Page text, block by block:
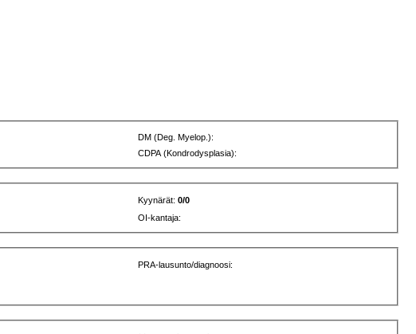
DM (Deg. Myelop.):
CDPA (Kondrodysplasia):
Kyynärät:0/0
OI-kantaja:
PRA-lausunto/diagnoosi: